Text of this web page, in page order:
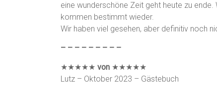
eine wunderschöne Zeit geht heute zu ende.
kommen bestimmt wieder.
Wir haben viel gesehen, aber definitiv noch
– – – – – – – – –
★★★★★ von ★★★★★
Lutz – Oktober 2023 – Gästebuch